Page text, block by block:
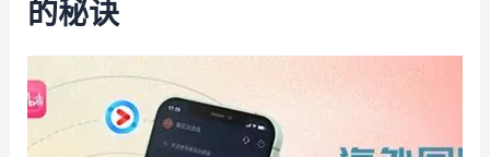
的秘诀